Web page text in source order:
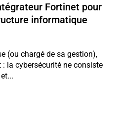
Fortinet pour
informatique
(ou chargé de sa gestion),
la cybersécurité ne consiste